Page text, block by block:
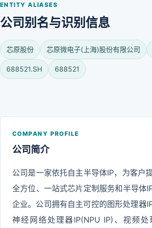
ENTITY ALIASES
公司别名与识别信息
芯原股份 芯原微电子(上海)股份有限公司
688521.SH 688521
COMPANY PROFILE
公司简介
公司是一家依托自主半导体IP，为客户
全方位、一站式芯片定制服务和半导体
企业。公司拥有自主可控的图形处理器
神经网络处理器IP(NPU IP)、视频处